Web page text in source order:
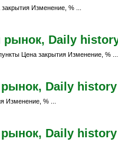
Изменение, % ...
Daily history
Цена закрытия Изменение, % ...
Daily history
Изменение, % ...
Daily history